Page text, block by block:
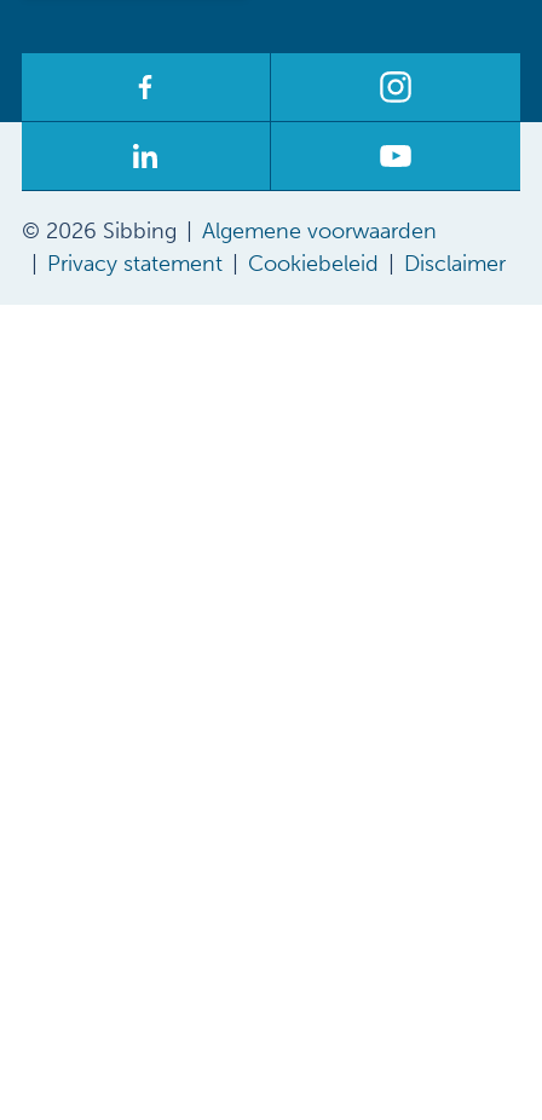
© 2026 Sibbing
Algemene voorwaarden
Privacy statement
Cookiebeleid Disclaimer